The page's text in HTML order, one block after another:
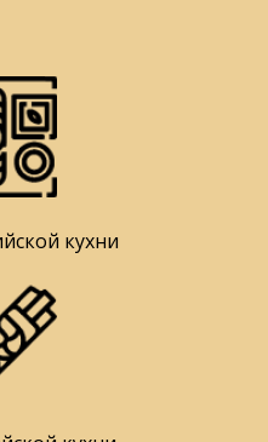
кухни